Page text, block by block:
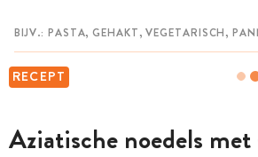
RECEPT
Aziatische noedels met
MIJN BEWAARDE RECEPTEN